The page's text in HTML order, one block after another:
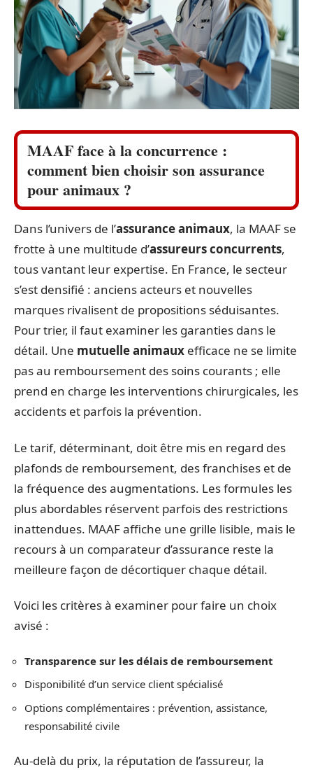
MAAF face à la concurrence :
comment bien choisir son assurance
pour animaux ?
Dans l’univers de l’assurance animaux, la MAAF se
frotte à une multitude d’assureurs concurrents,
tous vantant leur expertise. En France, le secteur
s’est densifié : anciens acteurs et nouvelles
marques rivalisent de propositions séduisantes.
Pour trier, il faut examiner les garanties dans le
détail. Une mutuelle animaux efficace ne se limite
pas au remboursement des soins courants ; elle
prend en charge les interventions chirurgicales, les
accidents et parfois la prévention.
Le tarif, déterminant, doit être mis en regard des
plafonds de remboursement, des franchises et de
la fréquence des augmentations. Les formules les
plus abordables réservent parfois des restrictions
inattendues. MAAF affiche une grille lisible, mais le
recours à un comparateur d’assurance reste la
meilleure façon de décortiquer chaque détail.
Voici les critères à examiner pour faire un choix
avisé :
Transparence sur les délais de remboursement
Disponibilité d’un service client spécialisé
Options complémentaires : prévention, assistance,
responsabilité civile
Au-delà du prix, la réputation de l’assureur, la